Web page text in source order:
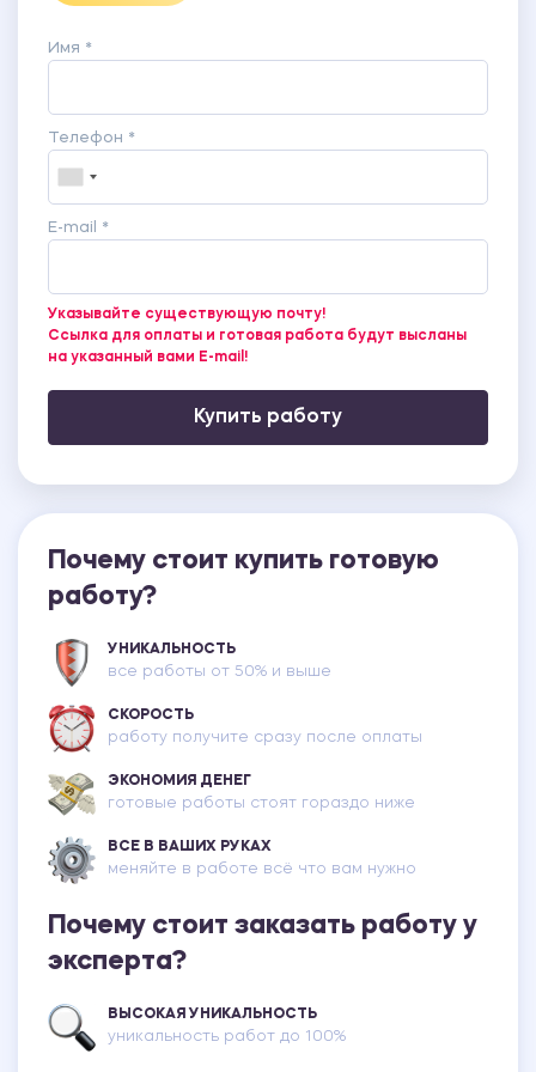
Имя *
Телефон *
E-mail *
Указывайте существующую почту!
Ссылка для оплаты и готовая работа будут высланы
на указанный вами E-mail!
Купить работу
Почему стоит купить готовую
работу?
УНИКАЛЬНОСТЬ
все работы от 50% и выше
СКОРОСТЬ
работу получите сразу после оплаты
ЭКОНОМИЯ ДЕНЕГ
готовые работы стоят гораздо ниже
ВСЕ В ВАШИХ РУКАХ
меняйте в работе всё что вам нужно
Почему стоит заказать работу у
эксперта?
ВЫСОКАЯ УНИКАЛЬНОСТЬ
уникальность работ до 100%